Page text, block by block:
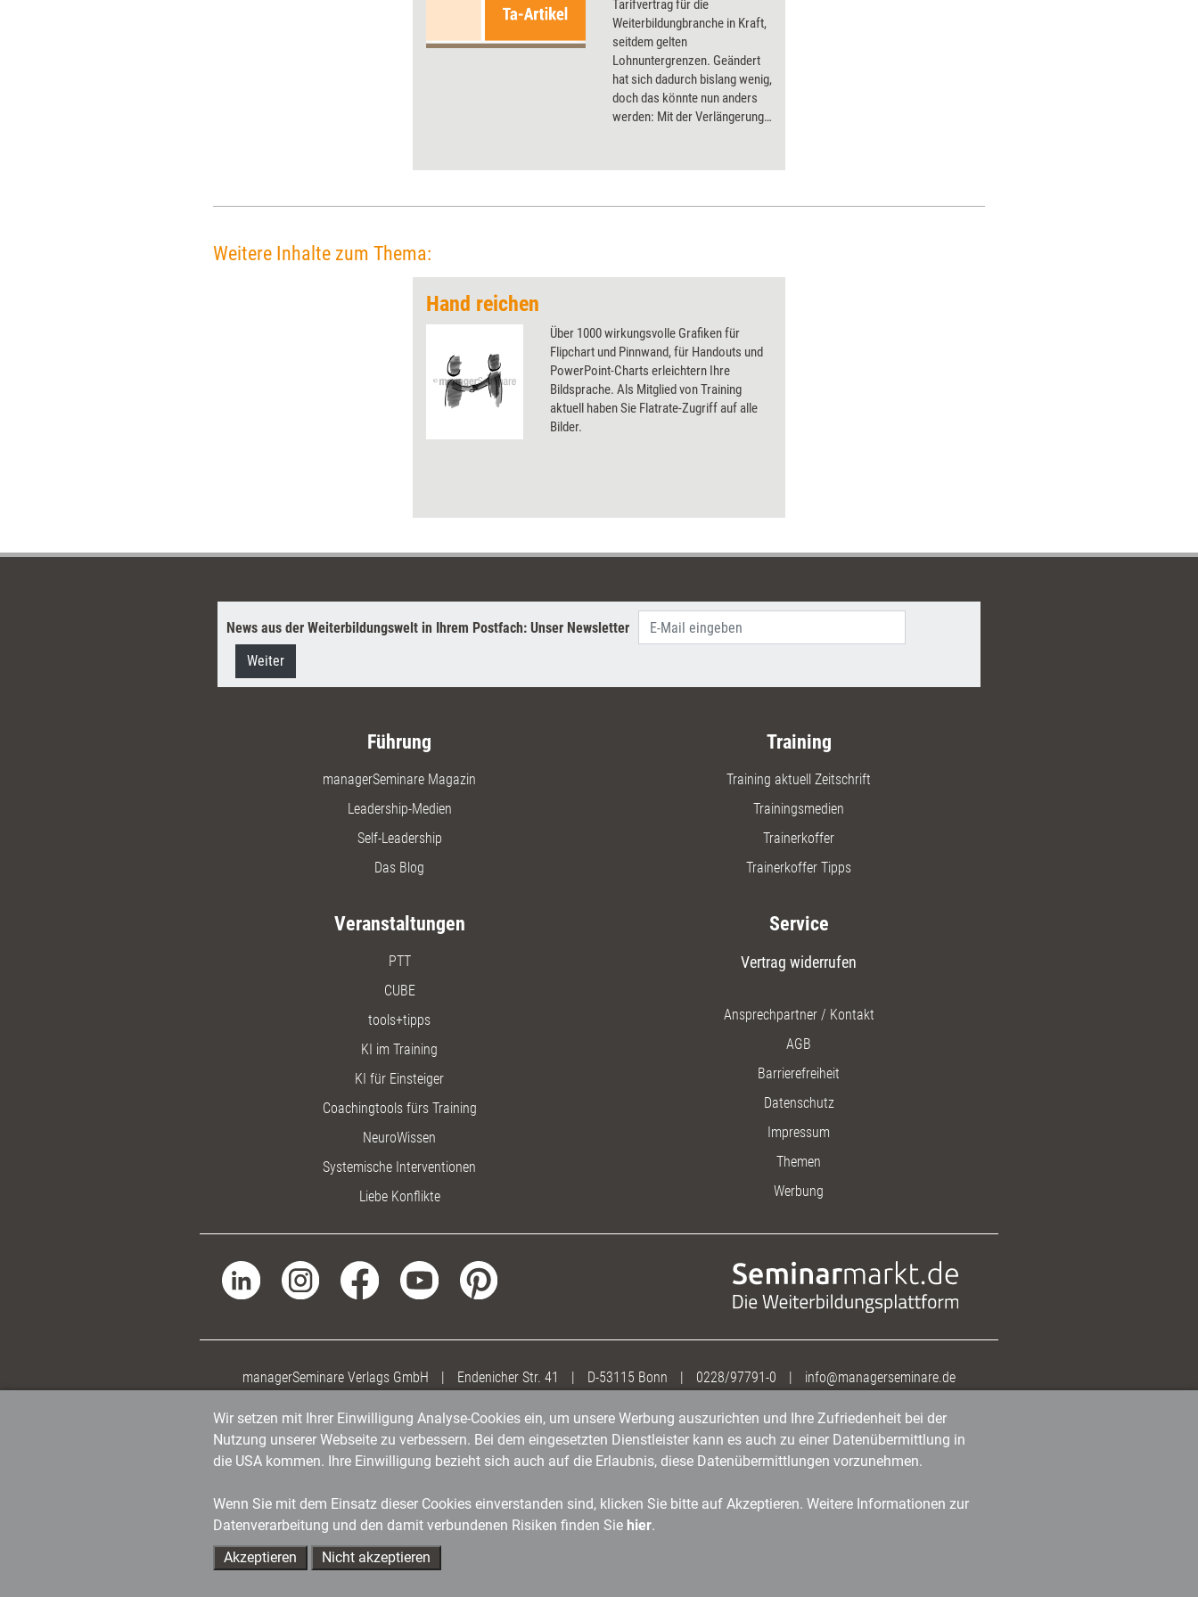
Tarifvertrag für die
Weiterbildungbranche in Kraft,
seitdem gelten
Lohnuntergrenzen. Geändert
hat sich dadurch bislang wenig,
doch das könnte nun anders
werden: Mit der Verlängerung
Lohnerhöhungen von elf
Weitere Inhalte zum Thema:
Hand reichen
Über 1000 wirkungsvolle Grafiken für
Flipchart und Pinnwand, für Handouts und
PowerPoint-Charts erleichtern Ihre
Bildsprache. Als Mitglied von Training
aktuell haben Sie Flatrate-Zugriff auf alle
Bilder.
News aus der Weiterbildungswelt in Ihrem Postfach: Unser Newsletter
Weiter
Führung
managerSeminare Magazin
Leadership-Medien
Self-Leadership
Das Blog
Training
Training aktuell Zeitschrift
Trainingsmedien
Trainerkoffer
Trainerkoffer Tipps
Veranstaltungen
PTT
CUBE
tools+tipps
KI im Training
KI für Einsteiger
Coachingtools fürs Training
NeuroWissen
Systemische Interventionen
Liebe Konflikte
Service
Vertrag widerrufen
Ansprechpartner / Kontakt
AGB
Barrierefreiheit
Datenschutz
Impressum
Themen
Werbung
managerSeminare Verlags GmbH | Endenicher Str. 41 | D-53115 Bonn | 0228/97791-0 | info@managerseminare.de
Wir setzen mit Ihrer Einwilligung Analyse-Cookies ein, um unsere Werbung auszurichten und Ihre Zufriedenheit bei der
Nutzung unserer Webseite zu verbessern. Bei dem eingesetzten Dienstleister kann es auch zu einer Datenübermittlung in
die USA kommen. Ihre Einwilligung bezieht sich auch auf die Erlaubnis, diese Datenübermittlungen vorzunehmen.
Wenn Sie mit dem Einsatz dieser Cookies einverstanden sind, klicken Sie bitte auf Akzeptieren. Weitere Informationen zur
Datenverarbeitung und den damit verbundenen Risiken finden Sie hier.
Akzeptieren
Nicht akzeptieren